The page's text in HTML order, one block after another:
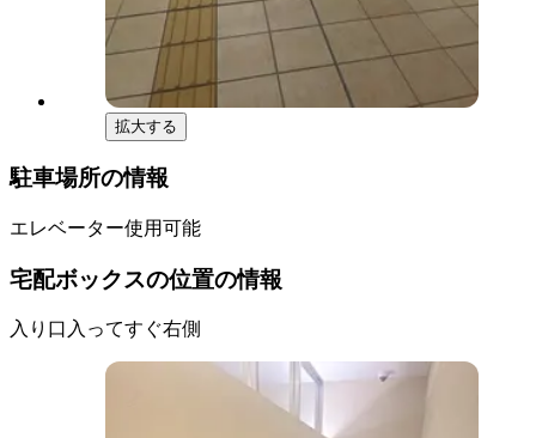
拡大する
駐車場所の情報
エレベーター使用可能
宅配ボックスの位置の情報
入り口入ってすぐ右側